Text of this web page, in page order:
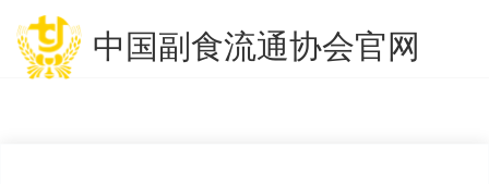
中国副食流通协会官网